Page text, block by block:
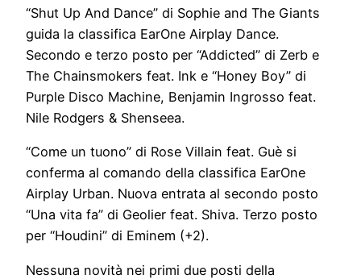
“Shut Up And Dance” di Sophie and The Giants
guida la classifica EarOne Airplay Dance.
Secondo e terzo posto per “Addicted” di Zerb e
The Chainsmokers feat. Ink e “Honey Boy” di
Purple Disco Machine, Benjamin Ingrosso feat.
Nile Rodgers & Shenseea.
“Come un tuono” di Rose Villain feat. Guè si
conferma al comando della classifica EarOne
Airplay Urban. Nuova entrata al secondo posto
“Una vita fa” di Geolier feat. Shiva. Terzo posto
per “Houdini” di Eminem (+2).
Nessuna novità nei primi due posti della